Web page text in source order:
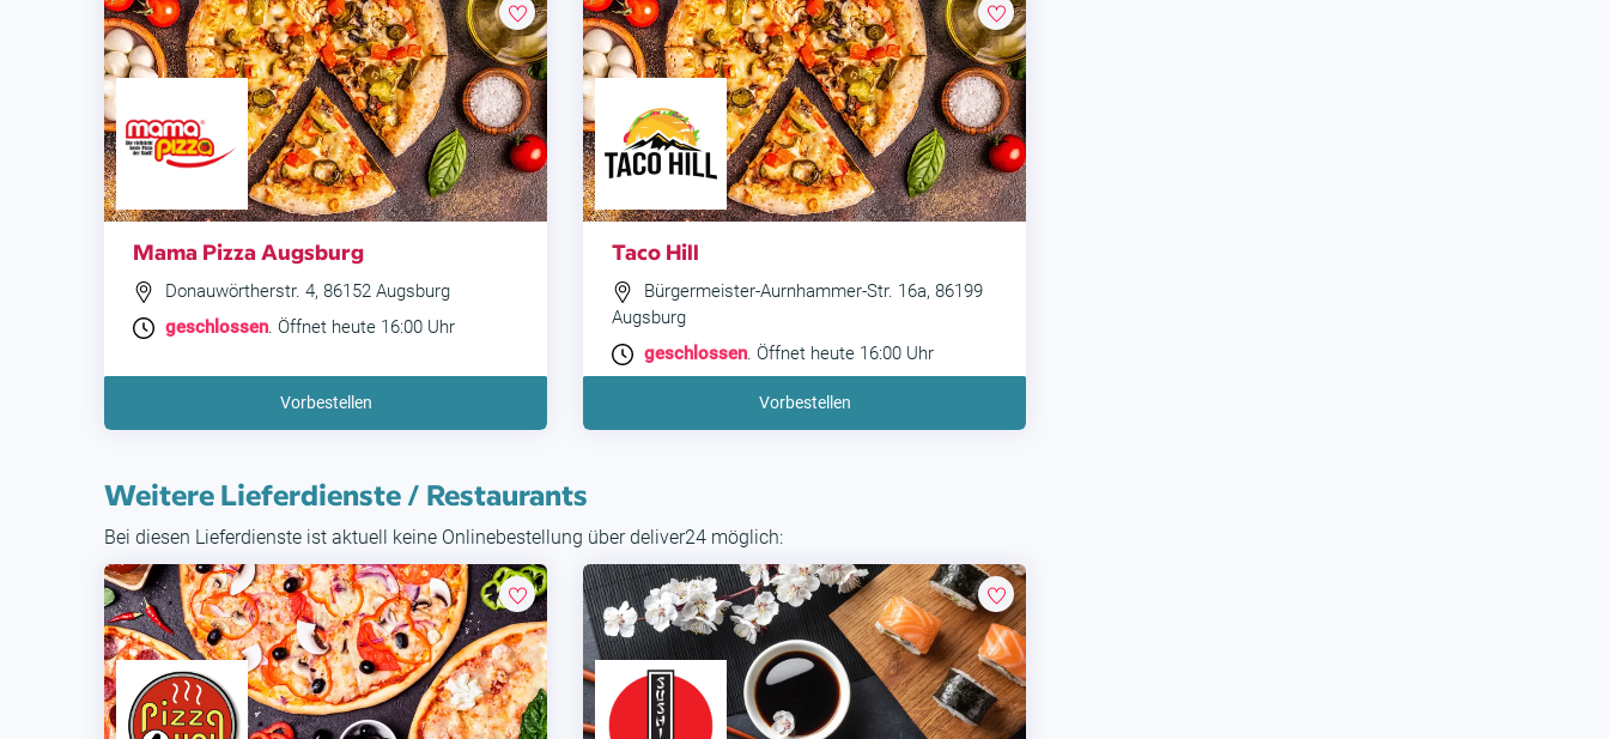
Mama Pizza Augsburg
Donauwörtherstr. 4, 86152 Augsburg
geschlossen. Öffnet heute 16:00 Uhr
Vorbestellen
Taco Hill
Bürgermeister-Aurnhammer-Str. 16a, 86199
Augsburg
geschlossen. Öffnet heute 16:00 Uhr
Vorbestellen
Weitere Lieferdienste / Restaurants
Bei diesen Lieferdienste ist aktuell keine Onlinebestellung über deliver24 möglich: